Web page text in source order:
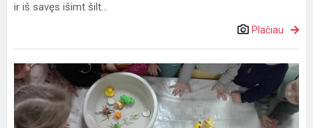
ir iš savęs išimt šilt...
Plačiau
Vandens
lašelis
mano
rankelėje...